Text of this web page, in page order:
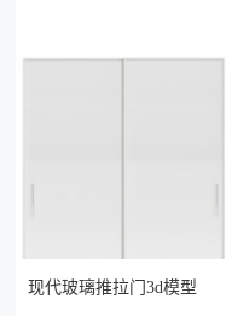
现代玻璃推拉门3d模型